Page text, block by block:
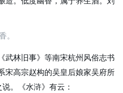
。
武林旧事》等南宋杭州风俗志书
宋高宗赵构的吴皇后娘家吴府所
。《水浒》有云：